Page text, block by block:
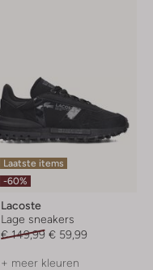
Laatste items
-60%
Lacoste
Lage sneakers
€ 149,99 € 59,99
+ meer kleuren